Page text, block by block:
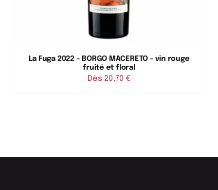
La Fuga 2022 – BORGO MACERETO – vin rouge
fruité et floral
Dès 20,70 €